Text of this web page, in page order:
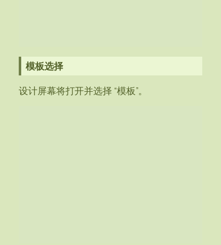
模板选择
设计屏幕将打开并选择 “模板”。